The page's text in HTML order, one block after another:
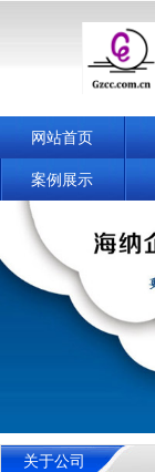
网站首页
案例展示
关于公司